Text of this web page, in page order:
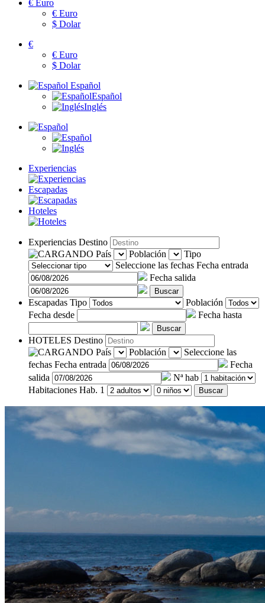
€ Euro
€ Euro
$ Dolar
€
€ Euro
$ Dolar
Español
Español
Inglés
Experiencias
Escapadas
Hoteles
Experiencias Destino
País
Población
Tipo
Seleccione las fechas Fecha entrada
Fecha salida
Buscar
Escapadas Tipo
Población
Fecha desde
Fecha hasta
Buscar
HOTELES Destino
País
Población
Seleccione las
fechas Fecha entrada
Fecha
salida
Nª hab
Habitaciones Hab. 1 Buscar